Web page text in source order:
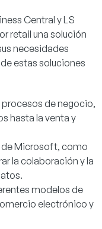
Central y LS
retail una solución
necesidades
estas soluciones
de negocio,
hasta la venta y
de Microsoft, como
la colaboración y la
modelos de
electrónico y